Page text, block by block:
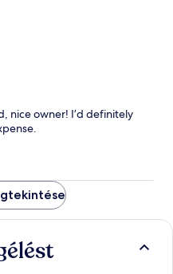
nice owner! I’d definitely